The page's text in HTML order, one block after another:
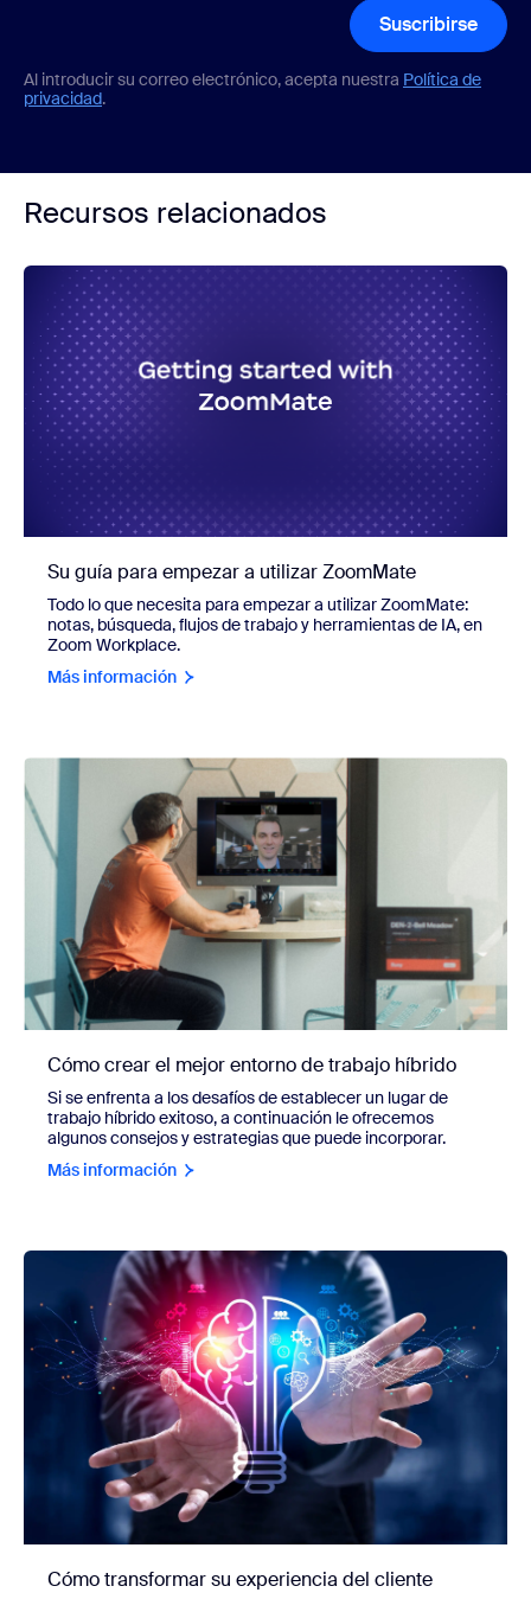
Suscribirse
Al introducir su correo electrónico, acepta nuestra Política de
privacidad.
Recursos relacionados
Su guía para empezar a utilizar ZoomMate
Todo lo que necesita para empezar a utilizar ZoomMate:
notas, búsqueda, flujos de trabajo y herramientas de IA, en
Zoom Workplace.
Más información
Cómo crear el mejor entorno de trabajo híbrido
Si se enfrenta a los desafíos de establecer un lugar de
trabajo híbrido exitoso, a continuación le ofrecemos
algunos consejos y estrategias que puede incorporar.
Más información
Cómo transformar su experiencia del cliente